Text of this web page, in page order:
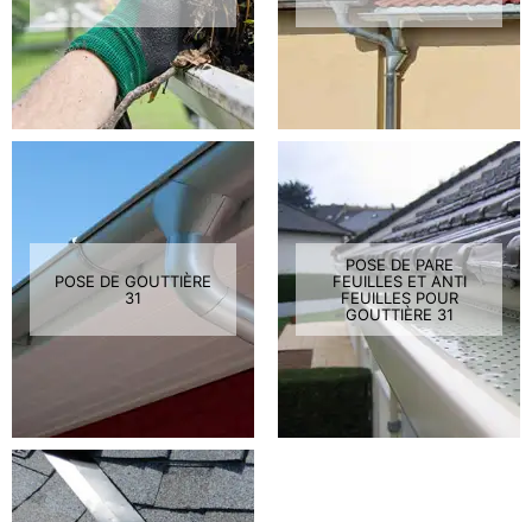
POSE DE GOUTTIÈRE
31
POSE DE PARE
FEUILLES ET ANTI
FEUILLES POUR
GOUTTIÈRE 31